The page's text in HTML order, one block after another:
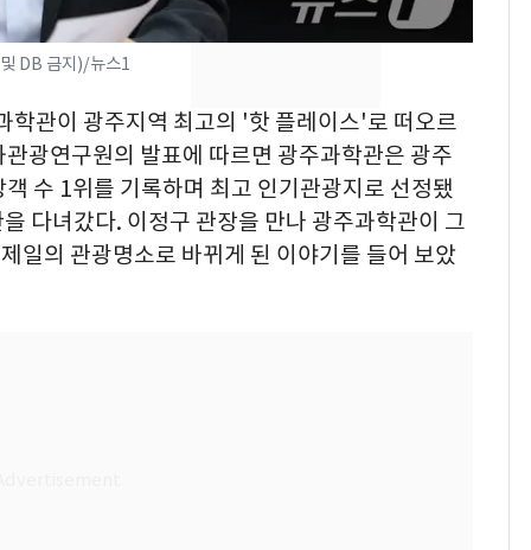
DB 금지)/뉴스1
관이 광주지역 최고의 '핫 플레이스'로 떠오르
광연구원의 발표에 따르면 광주과학관은 광주
수 1위를 기록하며 최고 인기관광지로 선정됐
다녀갔다. 이정구 관장을 만나 광주과학관이 그
일의 관광명소로 바뀌게 된 이야기를 들어 보았
요"…경찰 수사
교통사고로 40대 심정
지…6명 부상
10
낮 최고 37도 폭염 계
속…전국 곳곳 비 [오늘
날씨]